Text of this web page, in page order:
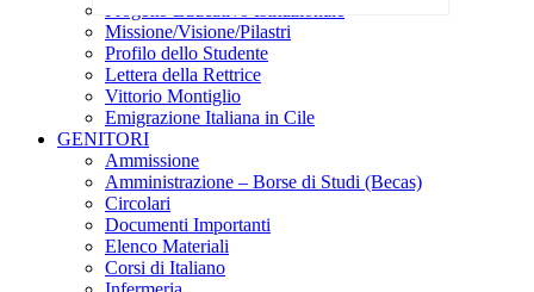
Missione/Visione/Pilastri
Profilo dello Studente
Lettera della Rettrice
Vittorio Montiglio
Emigrazione Italiana in Cile
GENITORI
Ammissione
Amministrazione – Borse di Studi (Becas)
Circolari
Documenti Importanti
Elenco Materiali
Corsi di Italiano